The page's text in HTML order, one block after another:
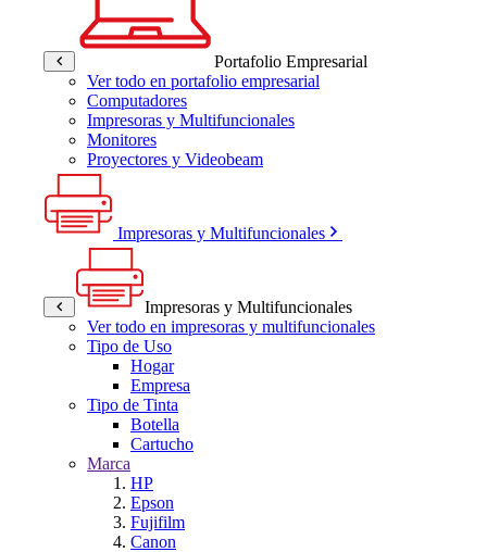
Portafolio Empresarial
Ver todo en portafolio empresarial
Computadores
Impresoras y Multifuncionales
Monitores
Proyectores y Videobeam
Impresoras y Multifuncionales
Impresoras y Multifuncionales
Ver todo en impresoras y multifuncionales
Tipo de Uso
Hogar
Empresa
Tipo de Tinta
Botella
Cartucho
Marca
HP
Epson
Fujifilm
Canon